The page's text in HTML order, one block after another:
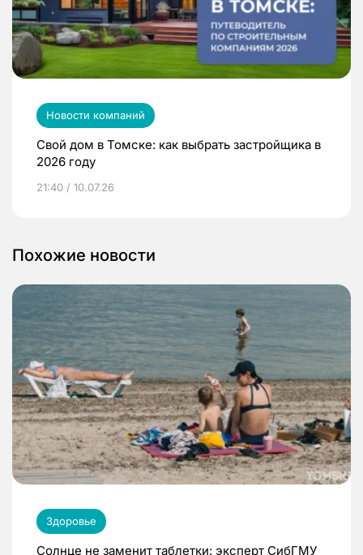
Новости компаний
Свой дом в Томске: как выбрать застройщика в
2026 году
21:40 / 10.07.26
Похожие новости
Здоровье
Солнце не заменит таблетки: эксперт СибГМУ